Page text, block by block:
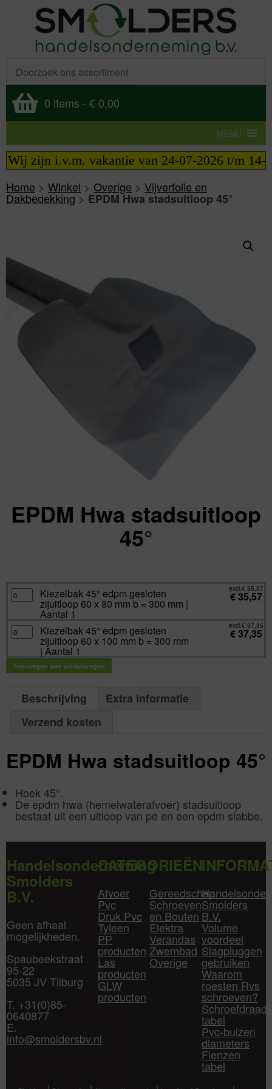
0 items - € 0,00
MENU
zijn i.v.m. vakantie van 24-07-2026 t/m 14-
Home > Winkel > Overige > Vijverfolie en
Dakbedekking> EPDM Hwa stadsuitloop 45°
EPDM Hwa stadsuitloop
45°
Kiezelbak
45°
edpm
60
x
80
=
300
mm
aantal
Kiezelbak 45° edpm gesloten
zijuitloop 60 x 80 mm b = 300 mm |
Aantal 1
excl.€ 35,57
€35,57
Kiezelbak
45°
edpm
60
100
Aantal
Kiezelbak 45° edpm gesloten
zijuitloop 60 x 100 mm b = 300 mm
| Aantal 1
excl.€ 37,35
€37,35
Toevoegen aan winkelwagen
Beschrijving
Extra Informatie
Verzend kosten
EPDM Hwa stadsuitloop 45°
Hoek 45°.
De epdm hwa (hemelwaterafvoer) stadsuitloop
bestaat uit een uitloop van pe en een epdm slabbe.
Handelsonderneming
Smolders
B.V.
Geen afhaal
mogelijkheden.
Spaubeekstraat
95-22
5035 JV Tilburg
T. +31(0)85-
0640877
E.
info@smoldersbv.nl
CATEGORIEËN
Afvoer
Pvc
Druk Pvc
Tyleen
PP
producten
Las
producten
GLW
producten
Gereedschap
Schroeven
en Bouten
Elektra
Verandas
Zwembad
Overige
Smolders
B.V.
Volume
voordeel
Slagpluggen
gebruiken
Waarom
roesten Rvs
schroeven?
Schroefdraad
tabel
Pvc-buizen
diameters
Flenzen
tabel